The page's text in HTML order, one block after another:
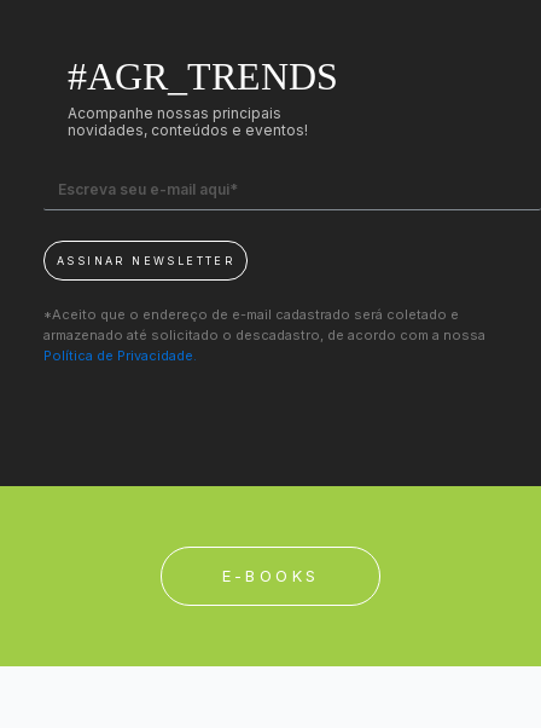
#AGR_TRENDS
Acompanhe nossas principais
novidades, conteúdos e eventos!
ASSINAR NEWSLETTER
*Aceito que o endereço de e-mail cadastrado será coletado e
armazenado até solicitado o descadastro, de acordo com a nossa
Política de Privacidade.
E-BOOKS